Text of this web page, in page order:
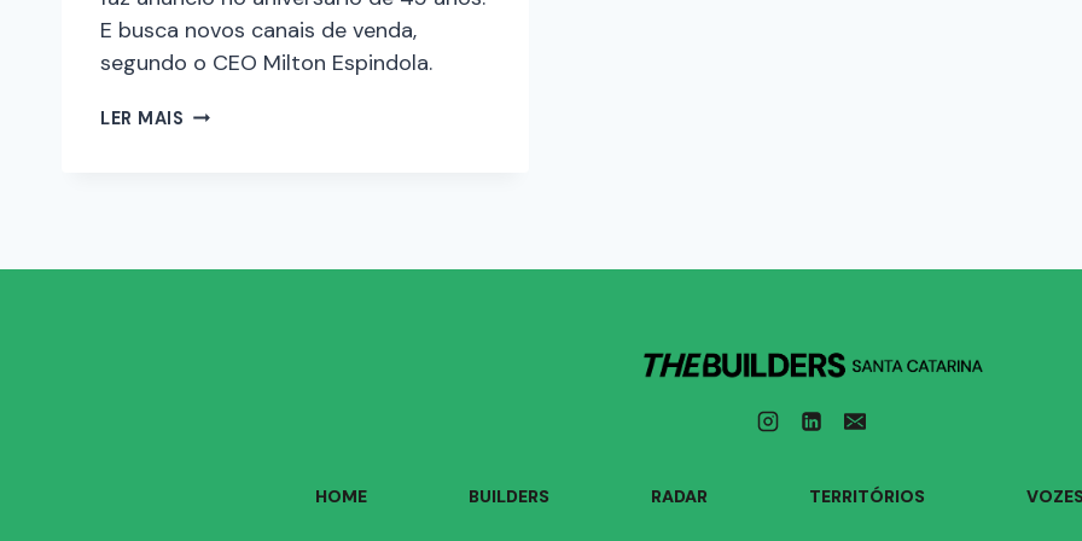
E busca novos canais de venda,
segundo o CEO Milton Espindola.
LER MAIS
HOME BUILDERS RADAR TERRITÓRIOS VOZES